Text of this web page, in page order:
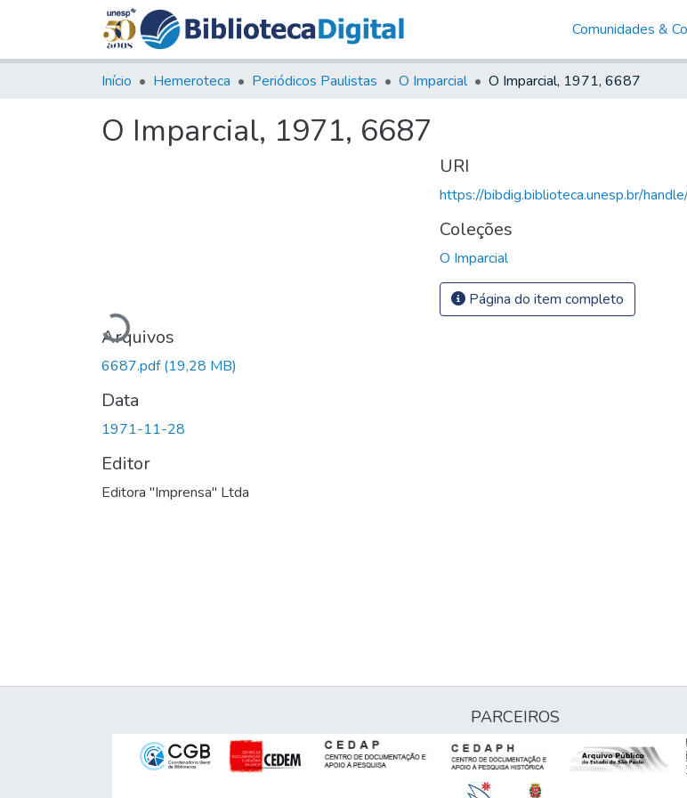
Comunidades &
Início Hemeroteca Periódicos Paulistas O Imparcial O Imparcial, 1971, 6687
O Imparcial, 1971, 6687
Carregando...
Arquivos
6687.pdf(19,28 MB)
Data
1971-11-28
Editor
Editora "Imprensa" Ltda
URI
https://bibdig.biblioteca.unesp.br/
Coleções
O Imparcial
Página do item completo
PARCEIROS